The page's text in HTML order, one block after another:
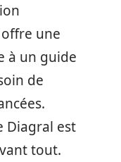
une
à un guide
de
Diagral est
tout.